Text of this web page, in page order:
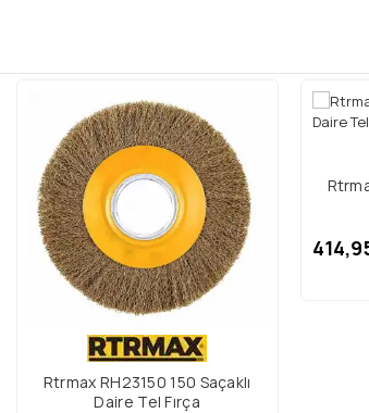
Rtrmax RH23150 150 Saçaklı
Daire Tel Fırça